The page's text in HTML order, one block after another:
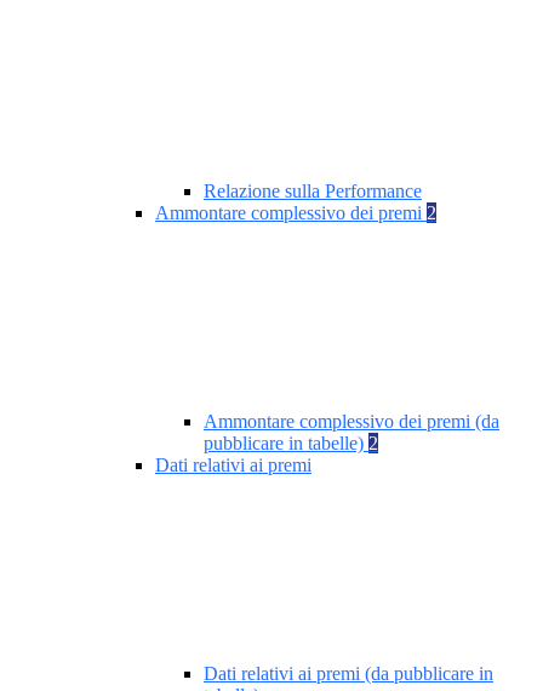
Relazione sulla Performance
Ammontare complessivo dei premi 2
Ammontare complessivo dei premi (da
pubblicare in tabelle) 2
Dati relativi ai premi
Dati relativi ai premi (da pubblicare in